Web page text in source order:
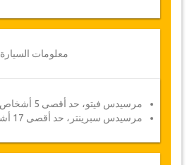
معلومات السيارة
مرسيدس فيتو، حد أقصى 5 أشخاص
مرسيدس سبرينتر، حد أقصى 17 أشخاص